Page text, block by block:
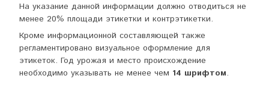
На указание данной информации должно отводиться не
менее 20% площади этикетки и контрэтикетки.
Кроме информационной составляющей также
регламентировано визуальное оформление для
этикеток. Год урожая и место происхождение
необходимо указывать не менее чем 14 шрифтом.